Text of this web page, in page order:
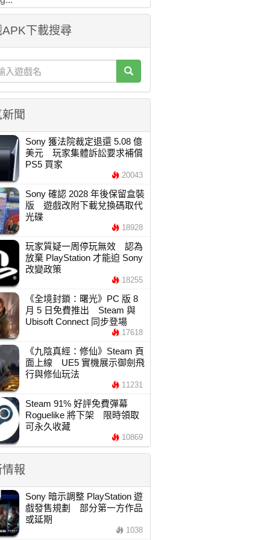
下載搜尋
聞
Sony 獲法院裁定退還 5.08 億
美元 玩家集體訴訟要求補償
PS5 買家
20043
Sony 確認 2028 年後保留盒裝
版 遊戲改附下載兌換碼取代
光碟
18928
玩家質疑一周停玩無效 認為
放棄 PlayStation 才能迫 Sony
改變政策
18255
《全境封鎖：曙光》PC 版 8
月 5 日免費推出 Steam 與
Ubisoft Connect 同步登場
17618
《九陰真經：修仙》Steam 頁
面上線 UE5 實機展示御劍飛
行與修仙玩法
11231
Steam 91% 好評免費彈幕
Roguelike 將下架 限時領取
可永久收藏
10869
報
Sony 暗示調整 PlayStation 遊
戲發售規劃 部分第一方作品
或延期
1038